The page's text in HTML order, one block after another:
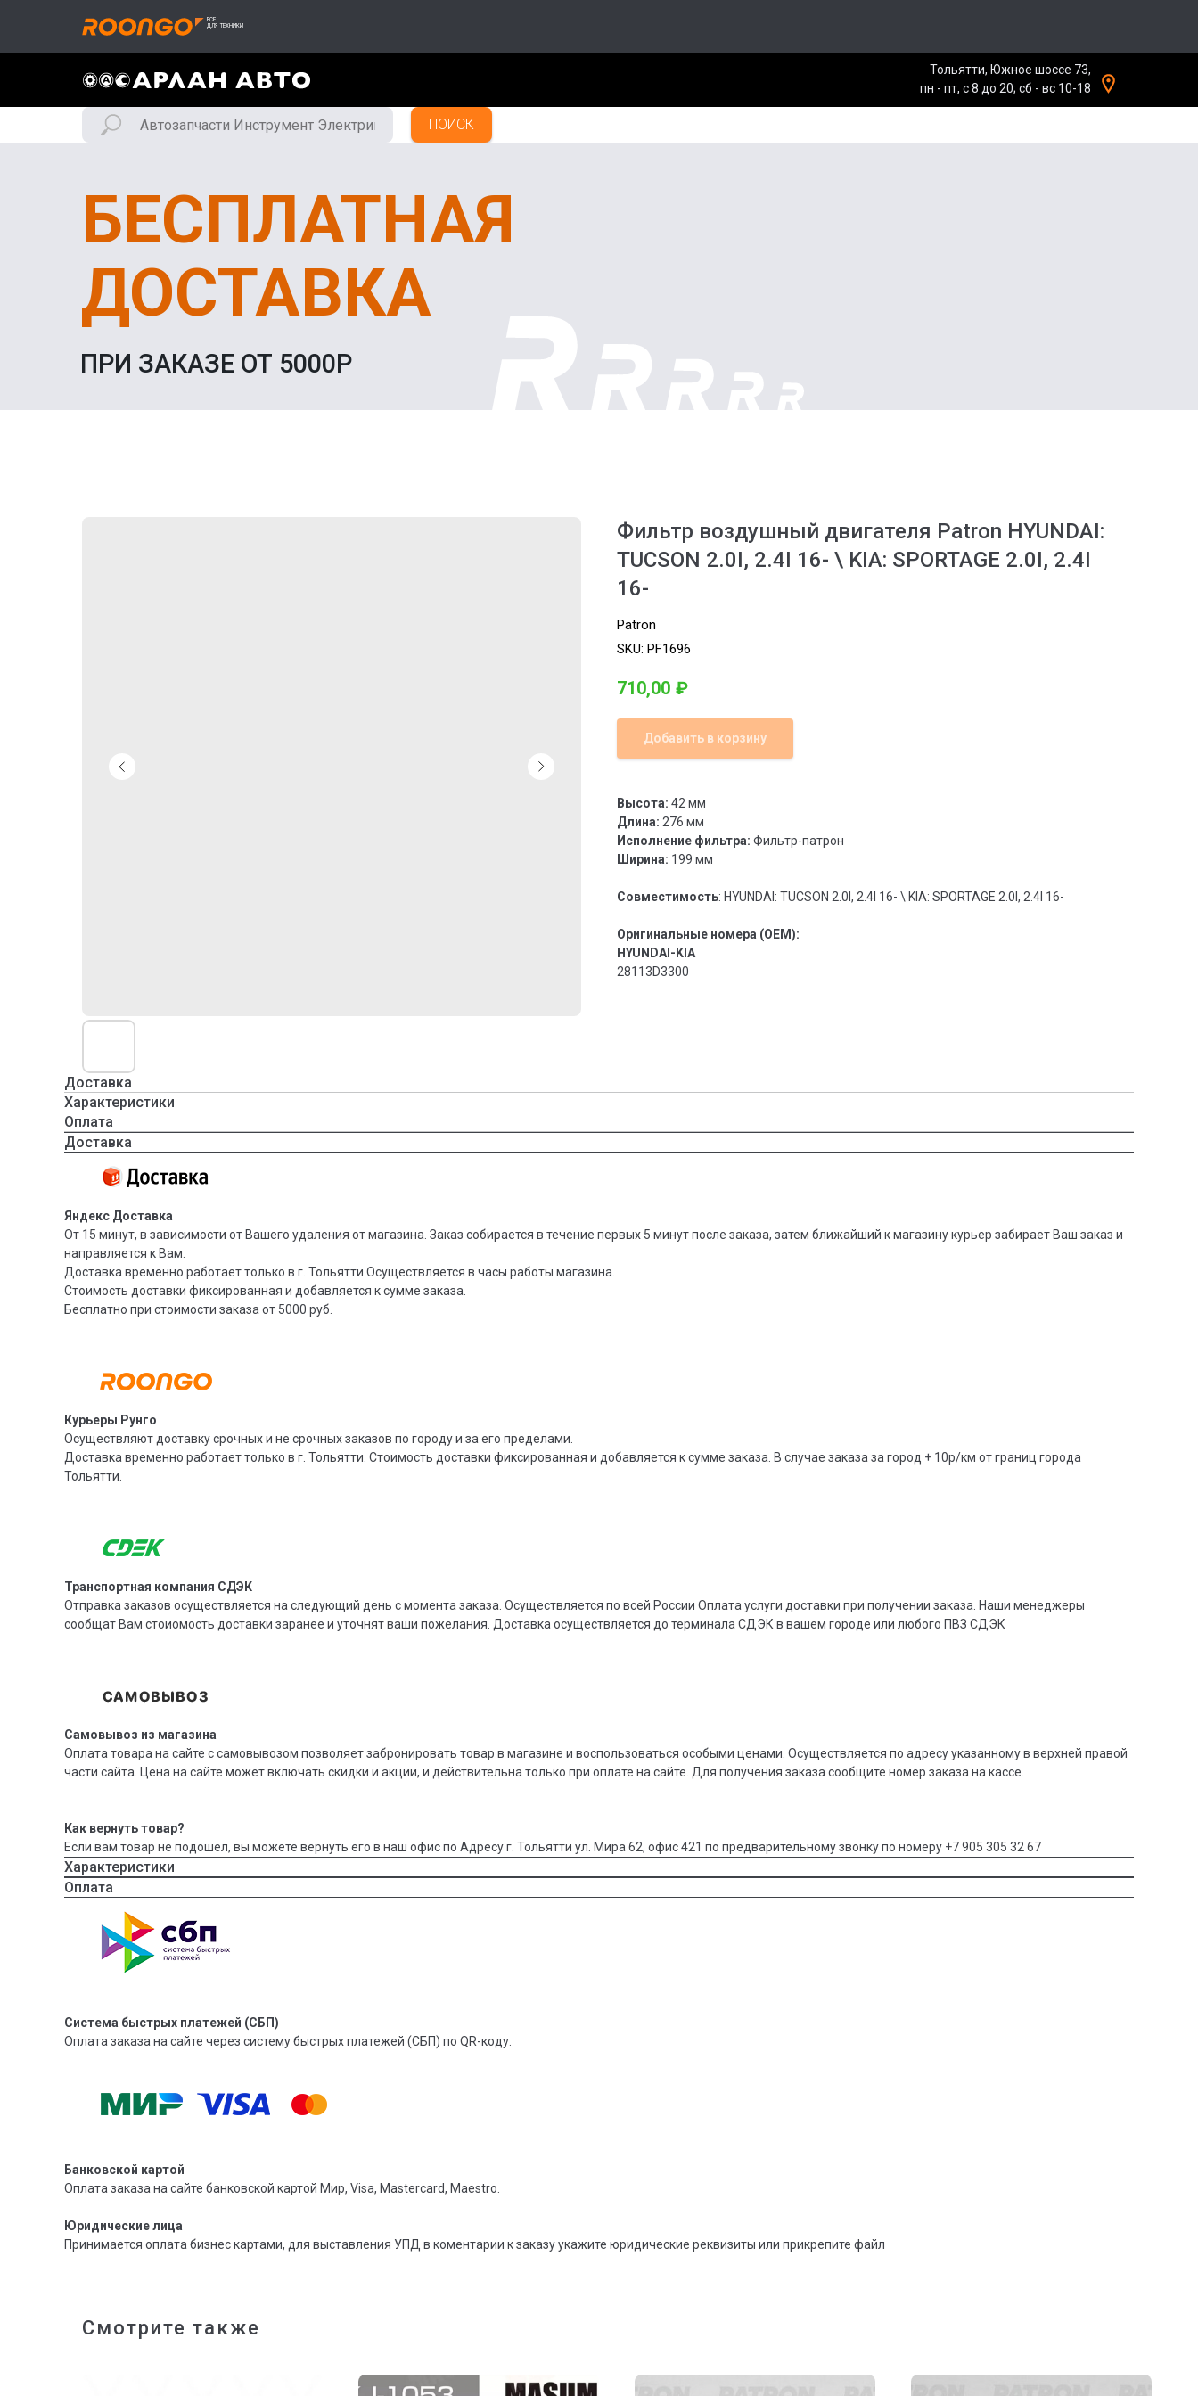
Тольятти, Южное шоссе 73,
пн - пт, с 8 до 20; сб - вс 10-18
ПОИСК
БЕСПЛАТНАЯ
ДОСТАВКА
ПРИ ЗАКАЗЕ ОТ 5000Р
Фильтр воздушный двигателя Patron HYUNDAI:
TUCSON 2.0I, 2.4I 16- \ KIA: SPORTAGE 2.0I, 2.4I
16-
Patron
SKU: PF1696
710,00 ₽
Добавить в корзину
Высота: 42 мм
Длина: 276 мм
Исполнение фильтра: Фильтр-патрон
Ширина: 199 мм
Совместимость: HYUNDAI: TUCSON 2.0I, 2.4I 16- \ KIA: SPORTAGE 2.0I, 2.4I 16-
Оригинальные номера (OEM):
HYUNDAI-KIA
28113D3300
Доставка
Характеристики
Оплата
Доставка
Яндекс Доставка
От 15 минут, в зависимости от Вашего удаления от магазина. Заказ собирается в течение первых 5 минут после заказа, затем ближайший к магазину курьер забирает Ваш заказ и
направляется к Вам.
Доставка временно работает только в г. Тольятти Осуществляется в часы работы магазина.
Стоимость доставки фиксированная и добавляется к сумме заказа.
Бесплатно при стоимости заказа от 5000 руб.
Курьеры Рунго
Осуществляют доставку срочных и не срочных заказов по городу и за его пределами.
Доставка временно работает только в г. Тольятти. Стоимость доставки фиксированная и добавляется к сумме заказа. В случае заказа за город + 10р/км от границ города
Тольятти.
Транспортная компания СДЭК
Отправка заказов осуществляется на следующий день с момента заказа. Осуществляется по всей России Оплата услуги доставки при получении заказа. Наши менеджеры
сообщат Вам стоиомость доставки заранее и уточнят ваши пожелания. Доставка осуществляется до терминала СДЭК в вашем городе или любого ПВЗ СДЭК
Самовывоз из магазина
Оплата товара на сайте с самовывозом позволяет забронировать товар в магазине и воспользоваться особыми ценами. Осуществляется по адресу указанному в верхней правой
части сайта. Цена на сайте может включать скидки и акции, и действительна только при оплате на сайте. Для получения заказа сообщите номер заказа на кассе.
Как вернуть товар?
Если вам товар не подошел, вы можете вернуть его в наш офис по Адресу г. Тольятти ул. Мира 62, офис 421 по предварительному звонку по номеру +7 905 305 32 67
Характеристики
Оплата
Система быстрых платежей (СБП)
Оплата заказа на сайте через систему быстрых платежей (СБП) по QR-коду.
Банковской картой
Оплата заказа на сайте банковской картой Мир, Visa, Mastercard, Maestro.
Юридические лица
Принимается оплата бизнес картами, для выставления УПД в коментарии к заказу укажите юридические реквизиты или прикрепите файл
Смотрите также